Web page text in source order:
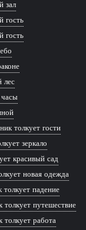
зал
гость
гость
лес
толкует гости
зеркало
красивый сад
новая одежда
толкует падение
толкует путешествие
толкует работа